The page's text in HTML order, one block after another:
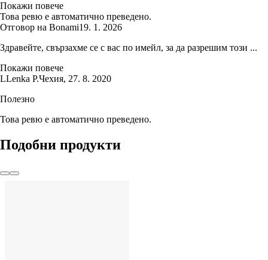
Покажи повече
Това ревю е автоматично преведено.
Отговор на Bonami19. 1. 2026
Здравейте, свързахме се с вас по имейл, за да разрешим този ...
Покажи повече
LLenka P.Чехия, 27. 8. 2020
Полезно
Това ревю е автоматично преведено.
Подобни продукти